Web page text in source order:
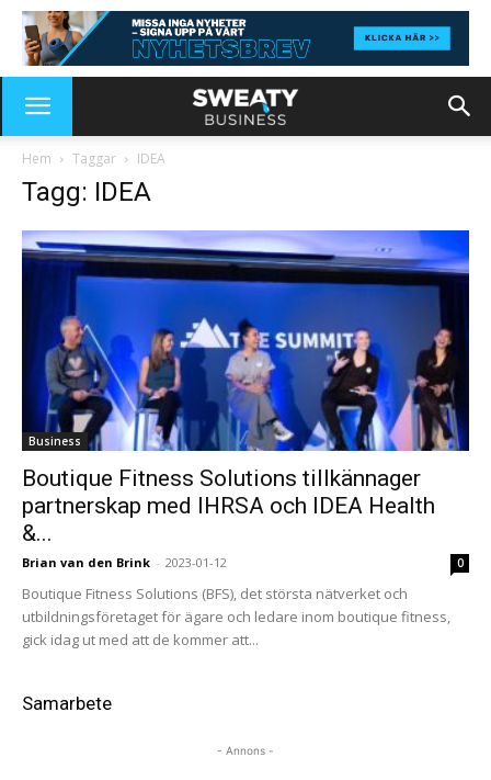
Hem Taggar IDEA
Tagg: IDEA
Business
Boutique Fitness Solutions tillkännager
partnerskap med IHRSA och IDEA Health
&...
Brian van den Brink - 2023-01-12 0
Boutique Fitness Solutions (BFS), det största nätverket och
utbildningsföretaget för ägare och ledare inom boutique fitness,
gick idag ut med att de kommer att...
Samarbete
- Annons -